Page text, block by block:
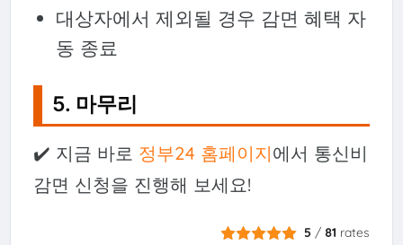
대상자에서 제외될 경우 감면 혜택 자
동 종료
5. 마무리
✔️ 지금 바로 정부24 홈페이지에서 통신비
감면 신청을 진행해 보세요!
5 / 81 rates